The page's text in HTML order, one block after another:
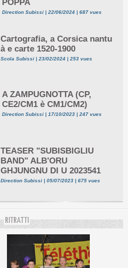
POPPA
Direction Subissi | 22/06/2024 | 687 vues
Cartografia, a Corsica nantu
à e carte 1520-1900
Scola Subissi | 23/02/2024 | 253 vues
A ZAMPUGNOTTA (CP,
CE2/CM1 è CM1/CM2)
Direction Subissi | 17/10/2023 | 247 vues
TEASER "SUBISBIGLIU
BAND" ALB'ORU
GHJUNGNU DI U 2023541
Direction Subissi | 05/07/2023 | 675 vues
RITRATTI